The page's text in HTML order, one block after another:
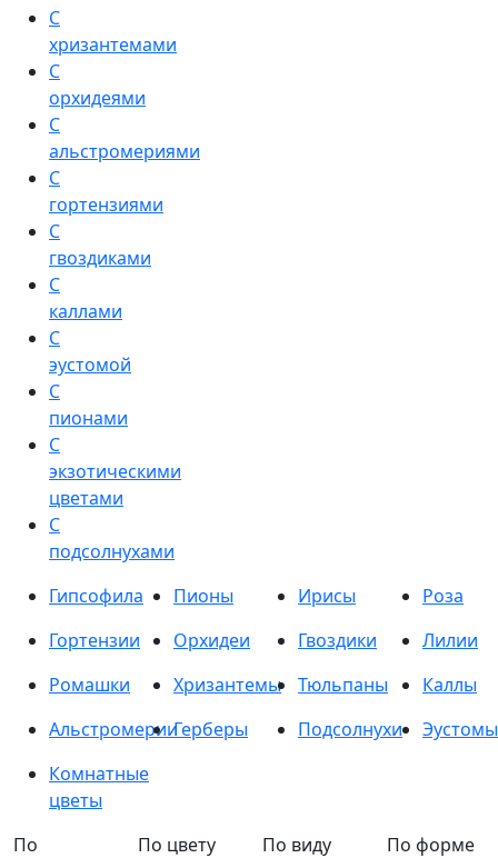
С
хризантемами
С
орхидеями
С
альстромериями
С
гортензиями
С
гвоздиками
С
каллами
С
эустомой
С
пионами
С
экзотическими
цветами
С
подсолнухами
Гипсофила
Пионы Ирисы
Роза
Гортензии
Орхидеи Гвоздики
Лилии
Ромашки
Хризантемы Тюльпаны
Каллы
АльстромерииГерберы Подсолнухи
Эустомы
Комнатные
цветы
По
По цвету
По виду
По форме